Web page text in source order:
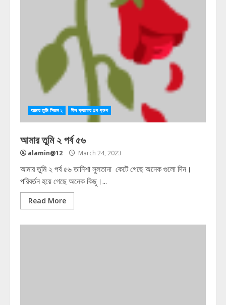
আমার তুমি সিজন ২ নীল ক্যাফের গল্প গ্রুপ
আমার তুমি ২ পর্ব ৫৬
alamin@12 March 24, 2023
আমার তুমি ২ পর্ব ৫৬ তানিশা সুলতানা কেটে গেছে অনেক গুলো দিন।
পরিবর্তন হয়ে গেছে অনেক কিছু।...
Read More